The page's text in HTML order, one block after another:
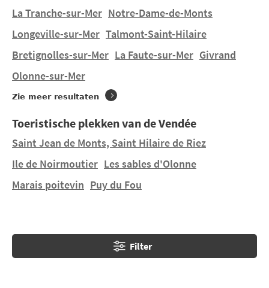
U wilt verblijven in een tent, een stacaravan huren in
Mouilleron-le-Captifop een mooie 4- of 5-
sterrencamping ? U vindt 1 camping inMouilleron-le-
Captif
La Tranche-sur-Mer Notre-Dame-de-Monts
Longeville-sur-Mer Talmont-Saint-Hilaire
Bretignolles-sur-Mer La Faute-sur-Mer Givrand
Olonne-sur-Mer
Zie meer resultaten
Toeristische plekken van de Vendée
Saint Jean de Monts, Saint Hilaire de Riez
Ile de Noirmoutier Les sables d'Olonne
Marais poitevin Puy du Fou
Filter